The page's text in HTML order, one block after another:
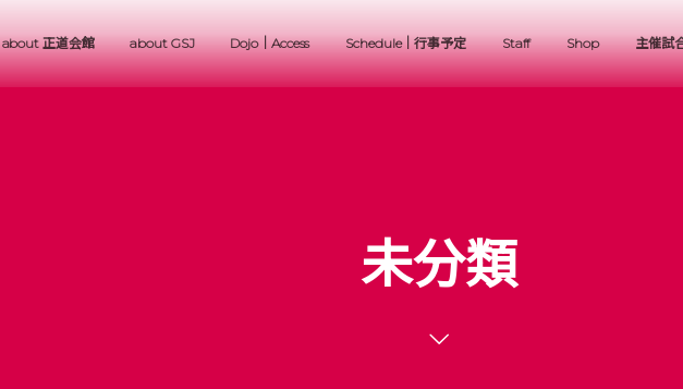
about 正道会館 about GSJ Dojo｜Access Schedule｜行事予定 Staff Shop 主催試
未分類